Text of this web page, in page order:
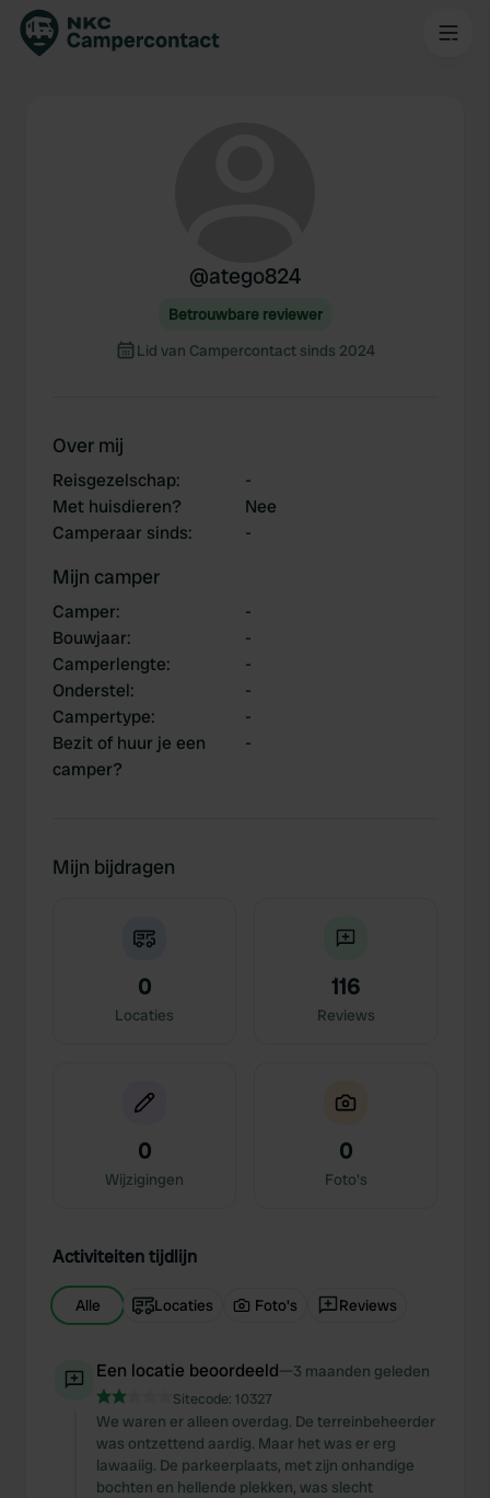
@atego824
Betrouwbare reviewer
Lid van Campercontact sinds 2024
Over mij
Reisgezelschap:
-
Met huisdieren?
Nee
Camperaar sinds: -
Mijn camper
Camper:
-
Bouwjaar:
-
Camperlengte:
-
Onderstel:
-
Campertype:
-
Bezit of huur je een
camper?
-
Mijn bijdragen
0
Locaties
116
Reviews
0
Wijzigingen
0
Foto's
Activiteiten tijdlijn
Alle Locaties Foto's Reviews
Een locatie beoordeeld—3 maanden geleden
Sitecode: 10327
We waren er alleen overdag. De terreinbeheerder
was ontzettend aardig. Maar het was er erg
lawaaiig. De parkeerplaats, met zijn onhandige
bochten en hellende plekken, was slecht